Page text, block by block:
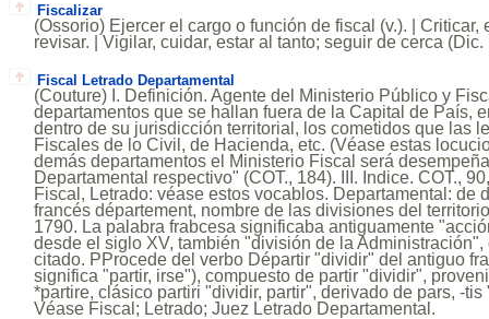
Fiscalizar
(Ossorio) Ejercer el cargo o función de fiscal (v.). | Criticar,
revisar. | Vigilar, cuidar, estar al tanto; seguir de cerca (Dic.
Fiscal Letrado Departamental
(Couture) I. Definición. Agente del Ministerio Público y
departamentos que se hallan fuera de la Capital de País,
dentro de su jurisdicción territorial, los cometidos que las
Fiscales de lo Civil, de Hacienda, etc. (Véase estas
demás departamentos el Ministerio Fiscal será
Departamental respectivo" (COT., 184). III. Indice. COT.,
Fiscal, Letrado: véase estos vocablos. Departamental: de
francés département, nombre de las divisiones del
1790. La palabra frabcesa significaba antiguamente
desde el siglo XV, también "división de la
citado. PProcede del verbo Départir "dividir" del antiguo
significa "partir, irse"), compuesto de partir "dividir",
*partire, clásico partiri "dividir, partir", derivado de pars, -tis
Véase Fiscal; Letrado; Juez Letrado Departamental.